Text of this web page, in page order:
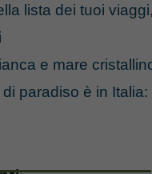
lista dei tuoi
e mare
paradiso è in Italia: